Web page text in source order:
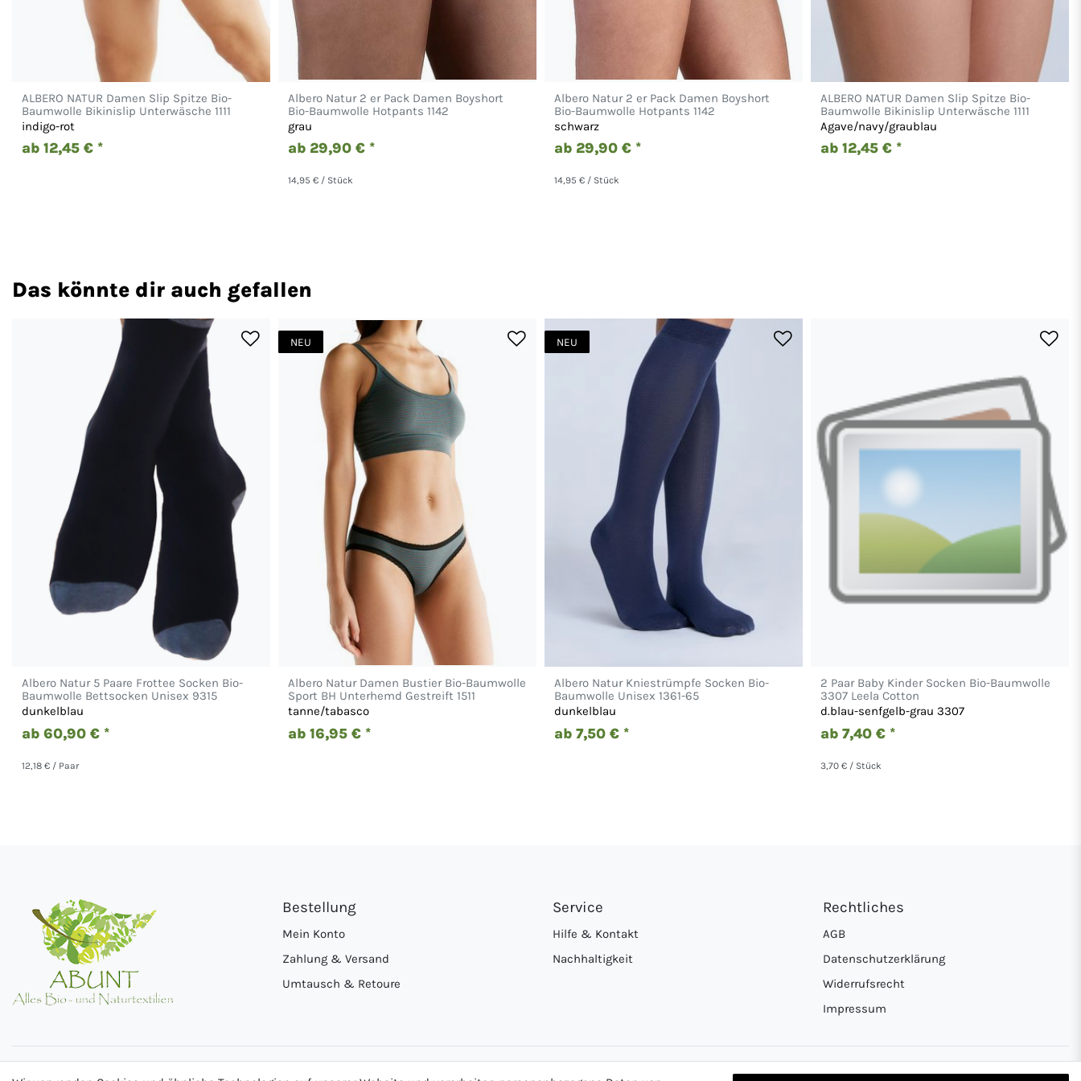
ALBERO NATUR Damen Slip Spitze Bio-
Baumwolle Bikinislip Unterwäsche 1111
indigo-rot
ab 12,45 € *
Albero Natur 2 er Pack Damen Boyshort
Bio-Baumwolle Hotpants 1142
grau
ab 29,90 € *
14,95 € / Stück
Albero Natur 2 er Pack Damen Boyshort
Bio-Baumwolle Hotpants 1142
schwarz
ab 29,90 € *
14,95 € / Stück
ALBERO NATUR Damen Slip Spitze Bio-
Baumwolle Bikinislip Unterwäsche 1111
Agave/navy/graublau
ab 12,45 € *
Das könnte dir auch gefallen
Albero Natur 5 Paare Frottee Socken Bio-
Baumwolle Bettsocken Unisex 9315
dunkelblau
ab 60,90 € *
12,18 € / Paar
NEU
Albero Natur Damen Bustier Bio-Baumwolle
Sport BH Unterhemd Gestreift 1511
tanne/tabasco
ab 16,95 € *
NEU
Albero Natur Kniestrümpfe Socken Bio-
Baumwolle Unisex 1361-65
dunkelblau
ab 7,50 € *
2 Paar Baby Kinder Socken Bio-Baumwolle
3307 Leela Cotton
d.blau-senfgelb-grau 3307
ab 7,40 € *
3,70 € / Stück
Bestellung
Mein Konto
Zahlung & Versand
Umtausch & Retoure
Service
Hilfe & Kontakt
Nachhaltigkeit
Rechtliches
AGB
Datenschutzerklärung
Widerrufsrecht
Impressum